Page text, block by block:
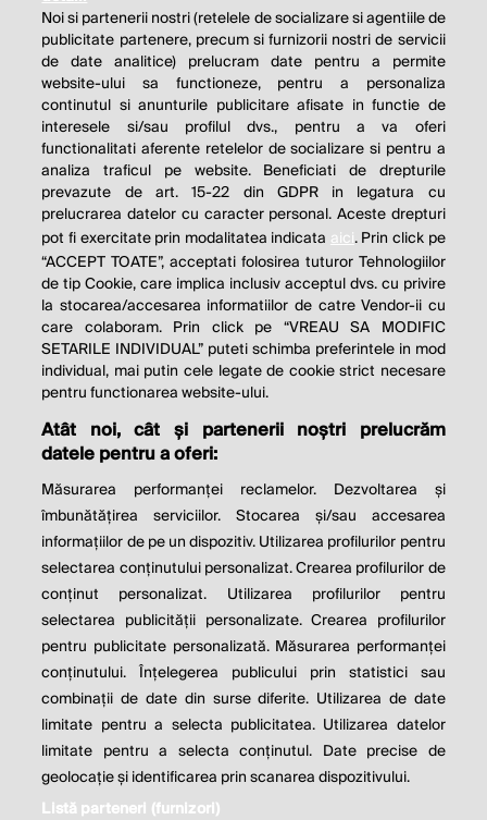
THE SOCIAL RESPONSIBILITY OF
BUSINESS IS TO INCREASE ITS
PROFITS.
Milton Friedman
© 2026 Profit.ro. Toate drepturile rezervate.
Dezvoltat de1616.ro
Contact Publicitate
Politica de cookie Politica de
confidențialitate
Setări cookies
este parte a
Noi si partenerii nostri (retelele de socializare si agentiile de
publicitate partenere, precum si furnizorii nostri de servicii
de date analitice) prelucram date pentru a permite
website-ului sa functioneze, pentru a personaliza
continutul si anunturile publicitare afisate in functie de
interesele si/sau profilul dvs., pentru a va oferi
functionalitati aferente retelelor de socializare si pentru a
analiza traficul pe website. Beneficiati de drepturile
prevazute de art. 15-22 din GDPR in legatura cu
prelucrarea datelor cu caracter personal. Aceste drepturi
pot fi exercitate prin modalitatea indicata aici. Prin click pe
“ACCEPT TOATE”, acceptati folosirea tuturor Tehnologiilor
de tip Cookie, care implica inclusiv acceptul dvs. cu privire
la stocarea/accesarea informatiilor de catre Vendor-ii cu
care colaboram. Prin click pe “VREAU SA MODIFIC
SETARILE INDIVIDUAL” puteti schimba preferintele in mod
individual, mai putin cele legate de cookie strict necesare
pentru functionarea website-ului.
Atât noi, cât și partenerii noștri prelucrăm
datele pentru a oferi:
Măsurarea performanței reclamelor. Dezvoltarea și
îmbunătățirea serviciilor. Stocarea și/sau accesarea
informațiilor de pe un dispozitiv. Utilizarea profilurilor pentru
selectarea conținutului personalizat. Crearea profilurilor de
conținut personalizat. Utilizarea profilurilor pentru
selectarea publicității personalizate. Crearea profilurilor
pentru publicitate personalizată. Măsurarea performanței
conținutului. Înțelegerea publicului prin statistici sau
combinații de date din surse diferite. Utilizarea de date
limitate pentru a selecta publicitatea. Utilizarea datelor
limitate pentru a selecta conținutul. Date precise de
geolocație și identificarea prin scanarea dispozitivului.
Listă parteneri (furnizori)